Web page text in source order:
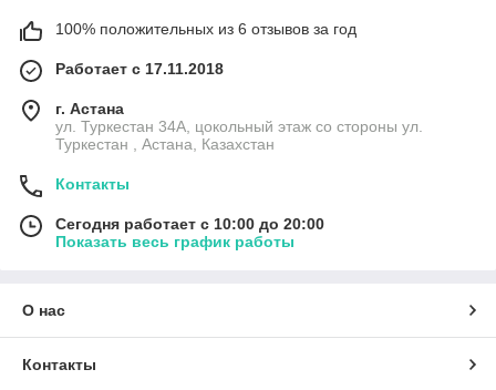
100% положительных из 6 отзывов за год
Работает с 17.11.2018
г. Астана
ул. Туркестан 34А, цокольный этаж со стороны ул.
Туркестан , Астана, Казахстан
Контакты
Сегодня работает с 10:00 до 20:00
Показать весь график работы
О нас
Контакты